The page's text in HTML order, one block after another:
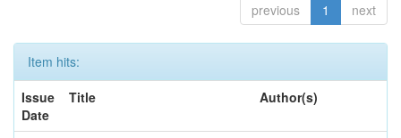
previous 1 next
Item hits:
Issue
Date
Title Author(s)